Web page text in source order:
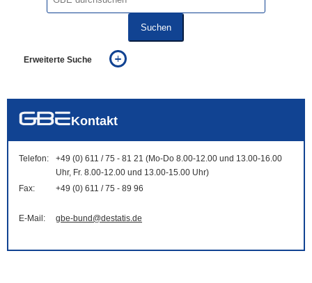
Suchen
Erweiterte Suche
auch in allen Texten suchen (Volltextsuche)
Kontakt
Telefon:
+49 (0) 611 / 75 - 81 21 (Mo-Do 8.00-12.00 und 13.00-16.00
Uhr, Fr. 8.00-12.00 und 13.00-15.00 Uhr)
Fax:
+49 (0) 611 / 75 - 89 96
E-Mail: gbe-bund@destatis.de